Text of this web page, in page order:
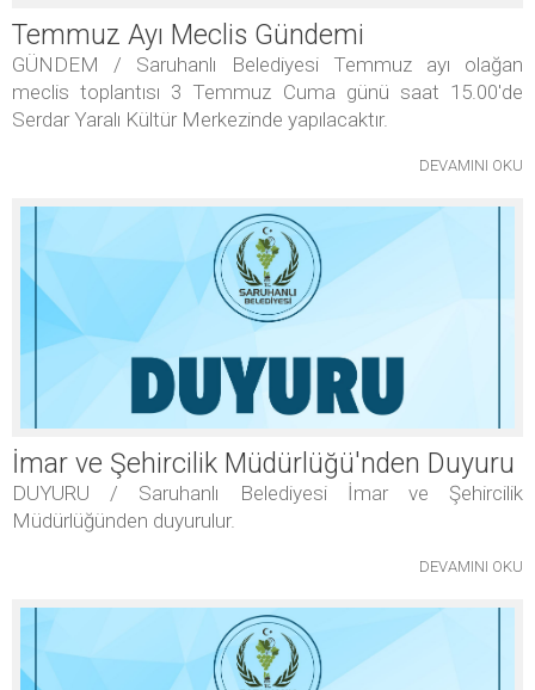
Temmuz Ayı Meclis Gündemi
GÜNDEM / Saruhanlı Belediyesi Temmuz ayı olağan
meclis toplantısı 3 Temmuz Cuma günü saat 15.00'de
Serdar Yaralı Kültür Merkezinde yapılacaktır.
DEVAMINI OKU
İmar ve Şehircilik Müdürlüğü'nden Duyuru
DUYURU / Saruhanlı Belediyesi İmar ve Şehircilik
Müdürlüğünden duyurulur.
DEVAMINI OKU